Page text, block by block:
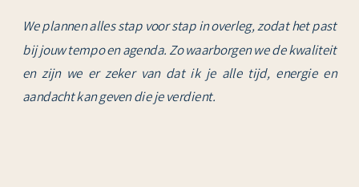
We plannen alles stap voor stap in overleg, zodat het past
bij jouw tempo en agenda. Zo waarborgen we de kwaliteit
en zijn we er zeker van dat ik je alle tijd, energie en
aandacht kan geven die je verdient.